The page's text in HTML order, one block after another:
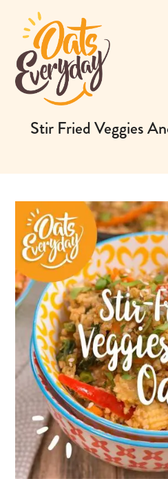
content
Stir Fried Veggies